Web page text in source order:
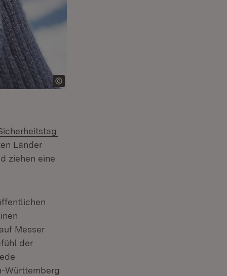
Länder
ziehen eine
Messer
der
Württemberg